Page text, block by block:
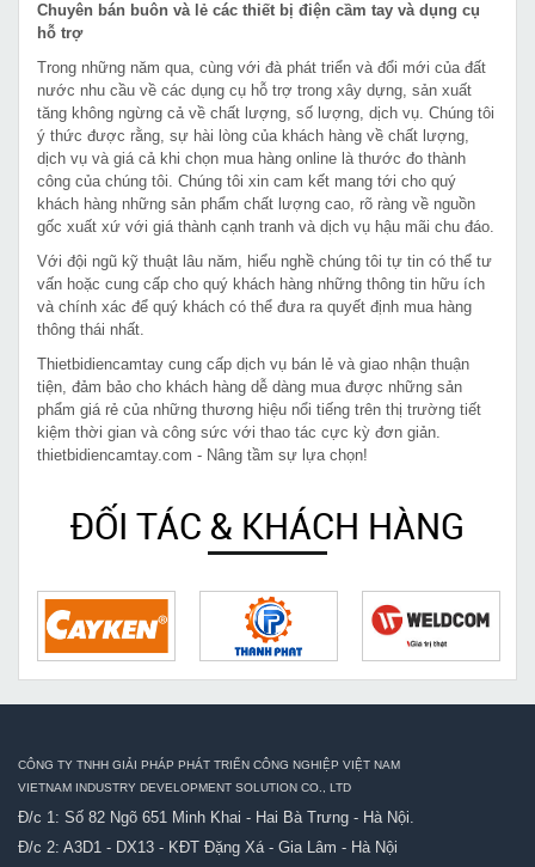
Chuyên bán buôn và lẻ các thiết bị điện cầm tay và dụng cụ
hỗ trợ
Trong những năm qua, cùng với đà phát triển và đổi mới của đất
nước nhu cầu về các dụng cụ hỗ trợ trong xây dựng, sản xuất
tăng không ngừng cả về chất lượng, số lượng, dịch vụ. Chúng tôi
ý thức được rằng, sự hài lòng của khách hàng về chất lượng,
dịch vụ và giá cả khi chọn mua hàng online là thước đo thành
công của chúng tôi. Chúng tôi xin cam kết mang tới cho quý
khách hàng những sản phẩm chất lượng cao, rõ ràng về nguồn
gốc xuất xứ với giá thành cạnh tranh và dịch vụ hậu mãi chu đáo.
Với đội ngũ kỹ thuật lâu năm, hiểu nghề chúng tôi tự tin có thể tư
vấn hoặc cung cấp cho quý khách hàng những thông tin hữu ích
và chính xác để quý khách có thể đưa ra quyết định mua hàng
thông thái nhất.
Thietbidiencamtay cung cấp dịch vụ bán lẻ và giao nhận thuận
tiện, đảm bảo cho khách hàng dễ dàng mua được những sản
phẩm giá rẻ của những thương hiệu nổi tiếng trên thị trường tiết
kiệm thời gian và công sức với thao tác cực kỳ đơn giản.
thietbidiencamtay.com - Nâng tầm sự lựa chọn!
ĐỐI TÁC & KHÁCH HÀNG
CÔNG TY TNHH GIẢI PHÁP PHÁT TRIỂN CÔNG NGHIỆP VIỆT NAM
VIETNAM INDUSTRY DEVELOPMENT SOLUTION CO., LTD
Đ/c 1: Số 82 Ngõ 651 Minh Khai - Hai Bà Trưng - Hà Nội.
Đ/c 2: A3D1 - DX13 - KĐT Đặng Xá - Gia Lâm - Hà Nội